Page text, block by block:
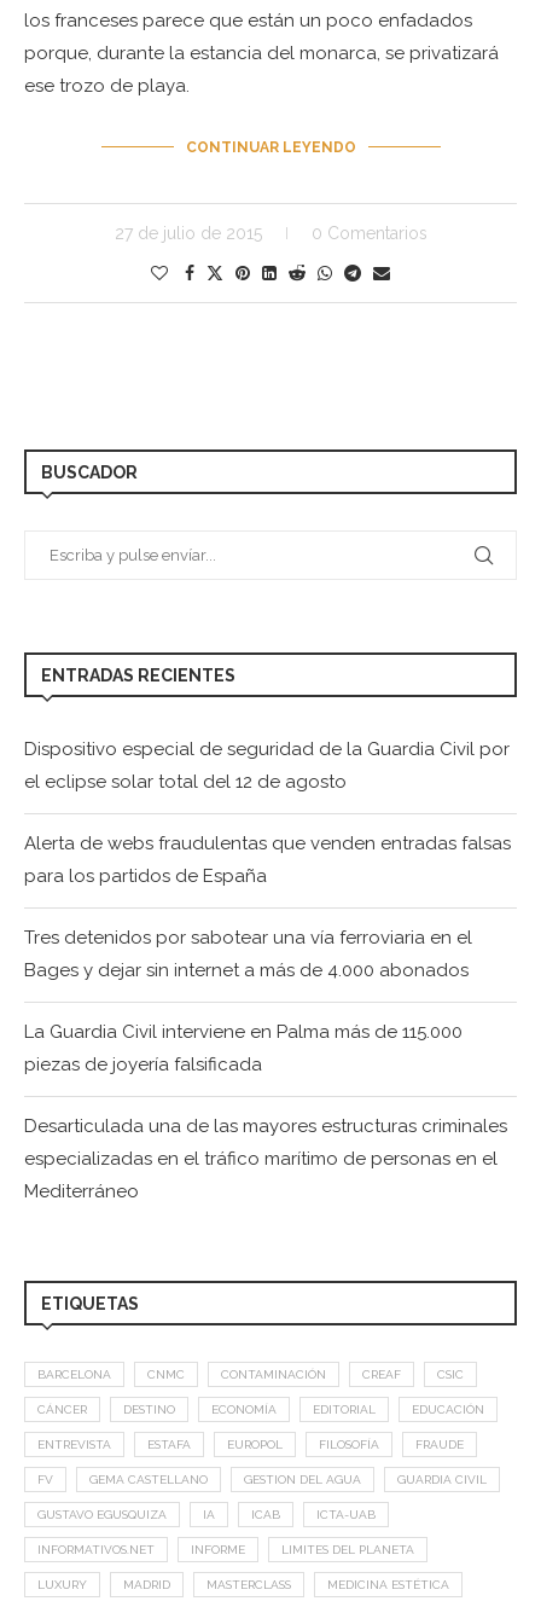
los franceses parece que están un poco enfadados
porque, durante la estancia del monarca, se privatizará
ese trozo de playa.
CONTINUAR LEYENDO
27 de julio de 2015 0 Comentarios
BUSCADOR
ENTRADAS RECIENTES
Dispositivo especial de seguridad de la Guardia Civil por
el eclipse solar total del 12 de agosto
Alerta de webs fraudulentas que venden entradas falsas
para los partidos de España
Tres detenidos por sabotear una vía ferroviaria en el
Bages y dejar sin internet a más de 4.000 abonados
La Guardia Civil interviene en Palma más de 115.000
piezas de joyería falsificada
Desarticulada una de las mayores estructuras criminales
especializadas en el tráfico marítimo de personas en el
Mediterráneo
ETIQUETAS
BARCELONA CNMC CONTAMINACIÓN CREAF CSIC
CÁNCER DESTINO ECONOMÍA EDITORIAL EDUCACIÓN
ENTREVISTA ESTAFA EUROPOL FILOSOFÍA FRAUDE
FV GEMA CASTELLANO GESTION DEL AGUA GUARDIA CIVIL
GUSTAVO EGUSQUIZA IA ICAB ICTA-UAB
INFORMATIVOS.NET INFORME LIMITES DEL PLANETA
LUXURY MADRID MASTERCLASS MEDICINA ESTÉTICA